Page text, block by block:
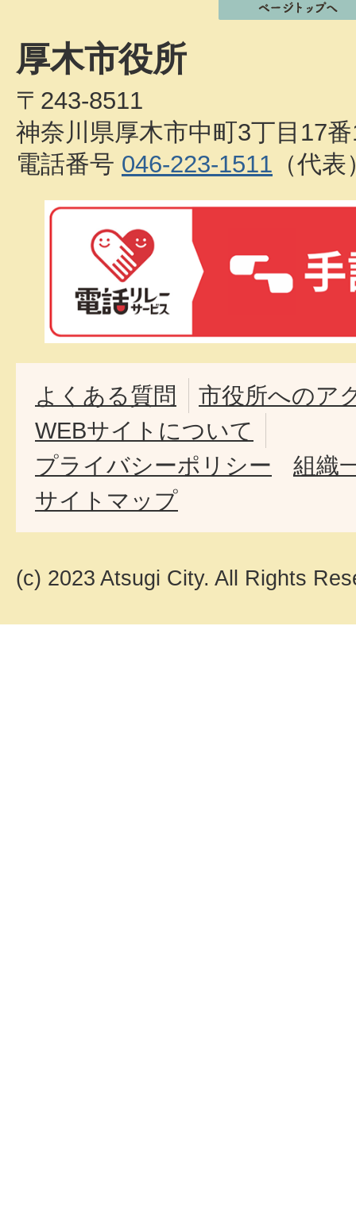
厚木市役所
〒243-8511
神奈川県厚木市中町3丁目17
電話番号 046-223-1511 （代表
よくある質問
市役所へのア
WEBサイトについて
プライバシーポリシー
組織
サイトマップ
(c) 2023 Atsugi City. All Rights